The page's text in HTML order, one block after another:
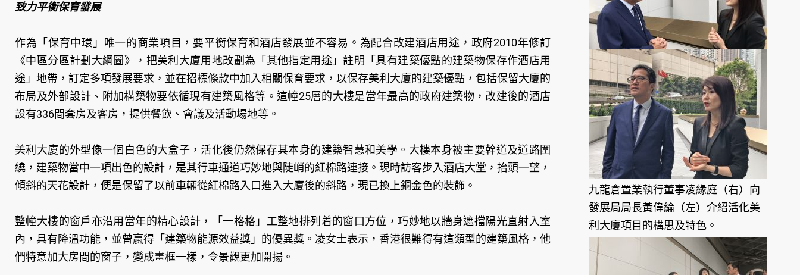
致力平衡保育發展
作為「保育中環」唯一的商業項目，要平衡保育和酒店發展並不容易。為配合改建酒店用途，政府2010年修訂
《中區分區計劃大綱圖》，把美利大廈用地改劃為「其他指定用途」註明「具有建築優點的建築物保存作酒店用
途」地帶，訂定多項發展要求，並在招標條款中加入相關保育要求，以保存美利大廈的建築優點，包括保留大廈的
布局及外部設計、附加構築物要依循現有建築風格等。這幢25層的大樓是當年最高的政府建築物，改建後的酒店
設有336間套房及客房，提供餐飲、會議及活動場地等。
美利大廈的外型像一個白色的大盒子，活化後仍然保存其本身的建築智慧和美學。大樓本身被主要幹道及道路圍
繞，建築物當中一項出色的設計，是其行車通道巧妙地與陡峭的紅棉路連接。現時訪客步入酒店大堂，抬頭一望，
傾斜的天花設計，便是保留了以前車輛從紅棉路入口進入大廈後的斜路，現已換上銅金色的裝飾。
整幢大樓的窗戶亦沿用當年的精心設計，「一格格」工整地排列着的窗口方位，巧妙地以牆身遮擋陽光直射入室
內，具有降溫功能，並曾贏得「建築物能源效益獎」的優異獎。凌女士表示，香港很難得有這類型的建築風格，他
們特意加大房間的窗子，變成畫框一樣，令景觀更加開揚。
九龍倉置業執行董事凌緣庭（右）向
發展局局長黃偉綸（左）介紹活化美
利大廈項目的構思及特色。